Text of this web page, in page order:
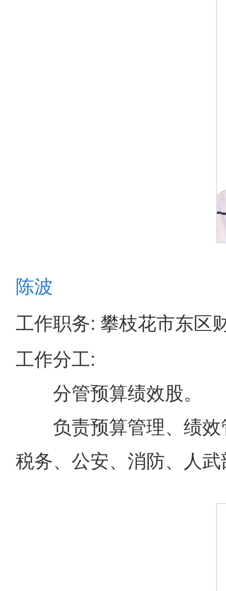
陈波
工作职务: 攀枝花市东区
工作分工:
分管预算绩效股。
负责预算管理、绩效
税务、公安、消防、人